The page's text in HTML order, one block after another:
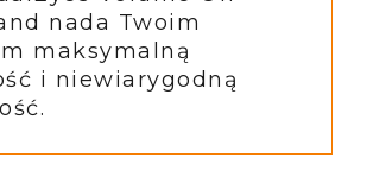
nada Twoim
maksymalną
i niewiarygodną